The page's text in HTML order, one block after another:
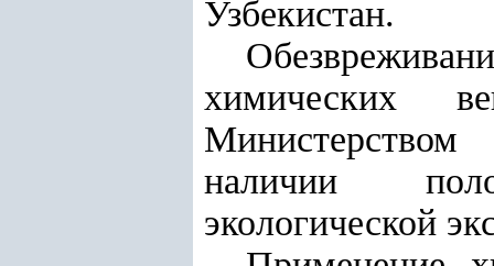
Узбекистан.
химических
Министерством
наличии
экологической